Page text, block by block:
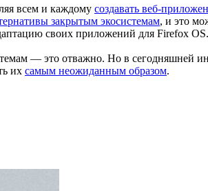
всем и каждому создавать веб-
закрытым экосистемам, и это
своих приложений для Firefox OS.
— это отважно. Но в сегодняшней
их самым неожиданным образом.